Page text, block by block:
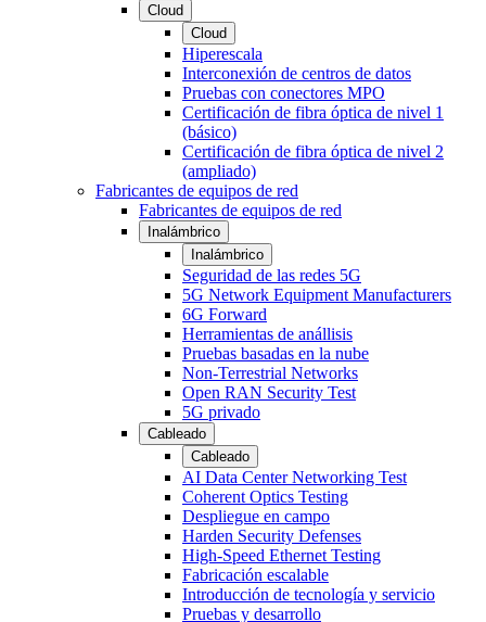
Cloud
Cloud
Hiperescala
Interconexión de centros de datos
Pruebas con conectores MPO
Certificación de fibra óptica de nivel 1
(básico)
Certificación de fibra óptica de nivel 2
(ampliado)
Fabricantes de equipos de red
Fabricantes de equipos de red
Inalámbrico
Inalámbrico
Seguridad de las redes 5G
5G Network Equipment Manufacturers
6G Forward
Herramientas de anállisis
Pruebas basadas en la nube
Non-Terrestrial Networks
Open RAN Security Test
5G privado
Cableado
Cableado
AI Data Center Networking Test
Coherent Optics Testing
Despliegue en campo
Harden Security Defenses
High-Speed Ethernet Testing
Fabricación escalable
Introducción de tecnología y servicio
Pruebas y desarrollo